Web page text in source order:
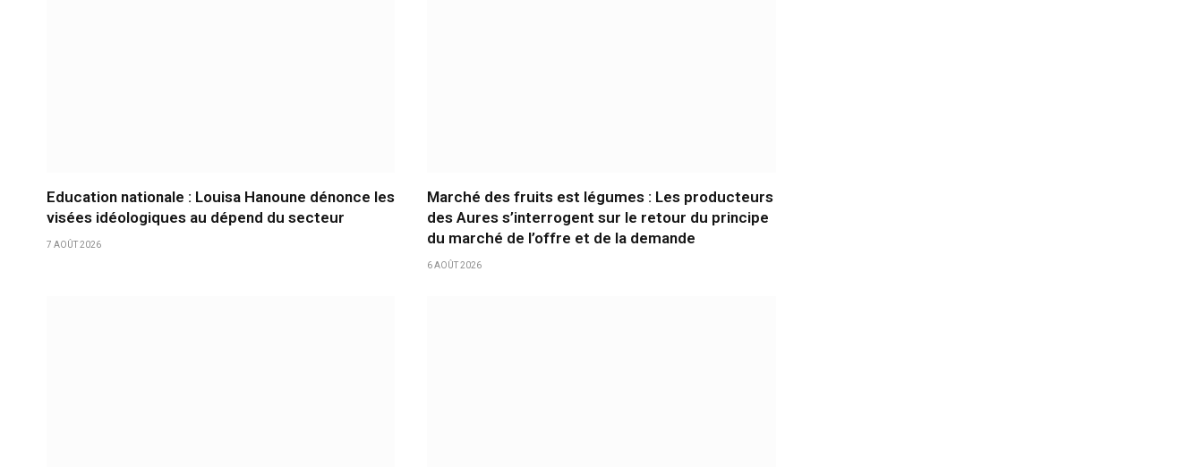
Education nationale : Louisa Hanoune dénonce les
visées idéologiques au dépend du secteur
7 AOÛT 2026
Marché des fruits est légumes : Les producteurs
des Aures s’interrogent sur le retour du principe
du marché de l’offre et de la demande
6 AOÛT 2026